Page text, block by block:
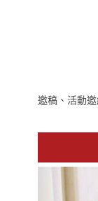
邀稿、活動